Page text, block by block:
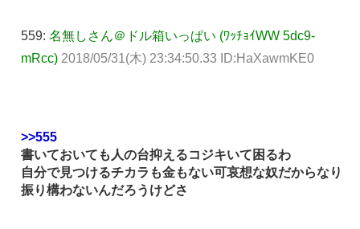
559: 名無しさん＠ドル箱いっぱい (ﾜｯﾁｮｲWW 5dc9-
mRcc) 2018/05/31(木) 23:34:50.33 ID:HaXawmKE0
>>555
書いておいても人の台抑えるコジキいて困るわ
自分で見つけるチカラも金もない可哀想な奴だからなり
振り構わないんだろうけどさ